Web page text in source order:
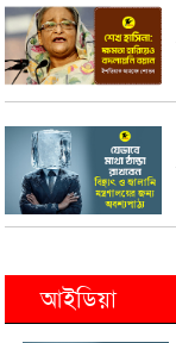
আইডিয়া